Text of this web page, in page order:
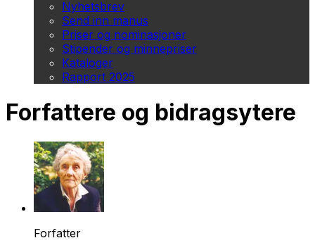
Nyhetsbrev
Send inn manus
Priser og nominasjoner
Stipender og minnepriser
Kataloger
Rapport 2025
Forfattere og bidragsytere
Forfatter